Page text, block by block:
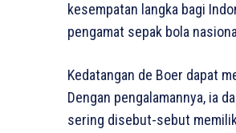
kesempatan langka bagi
pengamat sepak bola
Kedatangan de Boer dapat
Dengan pengalamannya, ia
sering disebut-sebut